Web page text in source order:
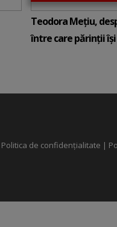
Teodora Mețiu,
între care părinții își
Politica de confidențialitate |